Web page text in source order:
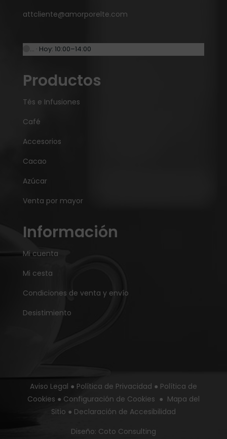
attcliente@amorporelte.com
… · Hoy: 10:00–14:00
Productos
Tés e Infusiones
Café
Accesorios
Cacao
Azúcar
Venta por mayor
Información
Mi cuenta
Mi cesta
Condiciones de venta y envío
Desistimiento
Aviso Legal ● Política de Privacidad ● Política de
Cookies ● Configuración de Cookies ● Mapa del
Sitio ● Declaración de Accesibilidad
Diseño: Coto Consulting